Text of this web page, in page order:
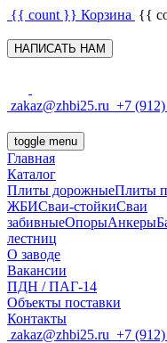
{{ count }} Корзина {{
НАПИСАТЬ НАМ
zakaz@zhbi25.ru +7
toggle menu
Главная
Каталог
Плиты дорожныеПлиты
ЖБИСваи-стойкиСваи
забивныеОпорыАнкеры
лестниц
О заводе
Вакансии
ПДН / ПАГ-14
Объекты поставки
Контакты
zakaz@zhbi25.ru +7